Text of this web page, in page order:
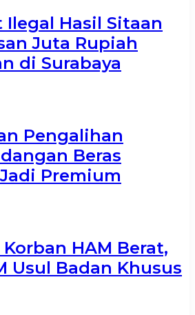
Ilegal Hasil Sitaan
Juta Rupiah
di Surabaya
Pengalihan
Beras
Premium
HAM Berat,
Usul Badan Khusus